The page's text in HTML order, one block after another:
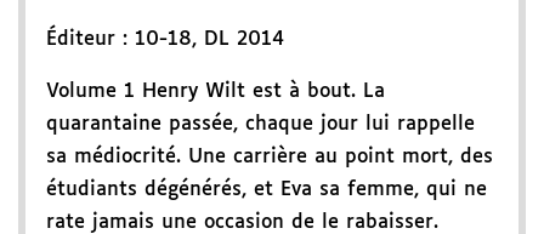
Éditeur : 10-18, DL 2014
Volume 1 Henry Wilt est à bout. La
quarantaine passée, chaque jour lui rappelle
sa médiocrité. Une carrière au point mort, des
étudiants dégénérés, et Eva sa femme, qui ne
rate jamais une occasion de le rabaisser.